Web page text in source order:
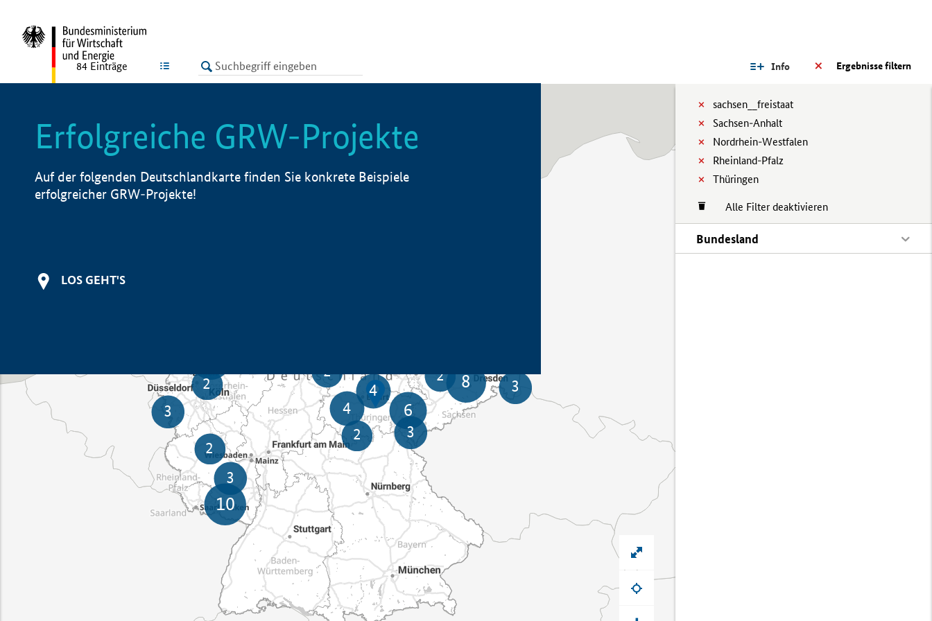
LISTE Ergebnisse filtern
Info
sachsen__freistaat
Sachsen-Anhalt
Nordrhein-Westfalen
Rheinland-Pfalz
Thüringen
Alle Filter deaktivieren
Bundesland
84 Einträge
Erfolgreiche GRW-Projekte
Auf der folgenden Deutschlandkarte finden Sie konkrete Beispiele
erfolgreicher GRW-Projekte!
LOS GEHT'S